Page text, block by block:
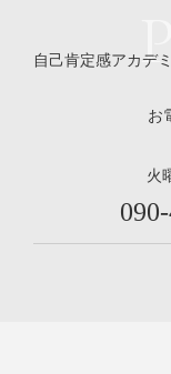
自己肯定感アカデ
お
火